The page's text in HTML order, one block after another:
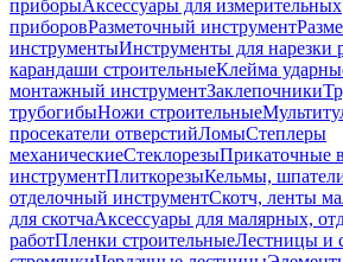
приборыАксессуары для измерительных
приборовРазметочный инструмент
инструментыИнструменты для нарезки
карандаши строительныеКлейма
монтажный инструментЗаклепочники
трубогибыНожи строительные
просекатели отверстийЛомыСтеплеры
механическиеСтеклорезыПрикаточные
инструментПлиткорезыКельмы,
отделочный инструментСкотч, ленты
для скотчаАксессуары для малярных,
работПленки строительныеЛестницы и